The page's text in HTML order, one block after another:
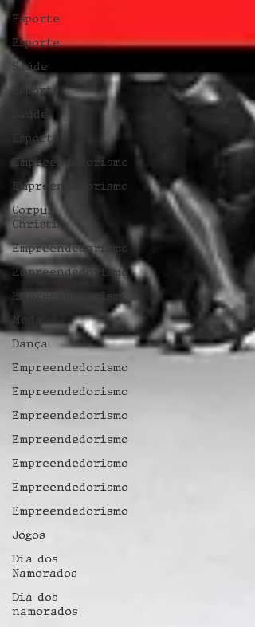
Esporte
Esporte
Saúde
Esporte
Saúde
Esporte
Empreendedorismo
Empreendedorismo
Corpus
Christi
Empreendedorismo
Empreendedorismo
Empreendedorismo
Moda
Dança
Empreendedorismo
Empreendedorismo
Empreendedorismo
Empreendedorismo
Empreendedorismo
Empreendedorismo
Empreendedorismo
Jogos
Dia dos
Namorados
Dia dos
namorados